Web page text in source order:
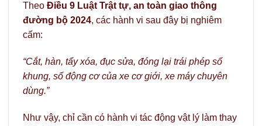
Theo Điều 9 Luật Trật tự, an toàn giao thông
đường bộ 2024, các hành vi sau đây bị nghiêm
cấm:
“Cắt, hàn, tẩy xóa, đục sửa, đóng lại trái phép số
khung, số động cơ của xe cơ giới, xe máy chuyên
dùng.”
Như vậy, chỉ cần có hành vi tác động vật lý làm thay